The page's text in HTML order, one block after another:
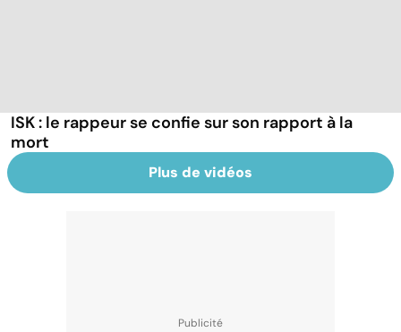
ISK : le rappeur se confie sur son rapport à la
mort
Plus de vidéos